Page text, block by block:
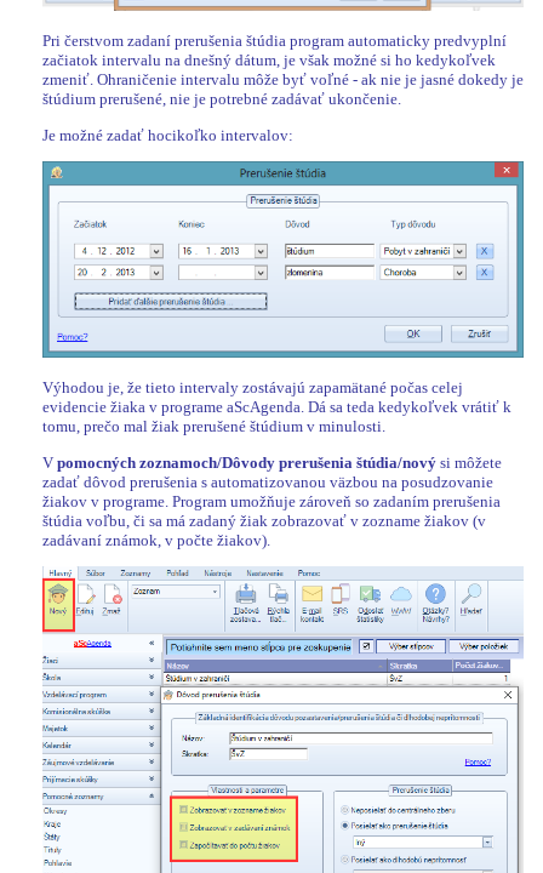
Pri čerstvom zadaní prerušenia štúdia program automaticky predvyplní
začiatok intervalu na dnešný dátum, je však možné si ho kedykoľvek
zmeniť. Ohraničenie intervalu môže byť voľné - ak nie je jasné dokedy je
štúdium prerušené, nie je potrebné zadávať ukončenie.
Je možné zadať hocikoľko intervalov:
Výhodou je, že tieto intervaly zostávajú zapamätané počas celej
evidencie žiaka v programe aScAgenda. Dá sa teda kedykoľvek vrátiť k
tomu, prečo mal žiak prerušené štúdium v minulosti.
V pomocných zoznamoch/Dôvody prerušenia štúdia/nový si môžete
zadať dôvod prerušenia s automatizovanou väzbou na posudzovanie
žiakov v programe. Program umožňuje zároveň so zadaním prerušenia
štúdia voľbu, či sa má zadaný žiak zobrazovať v zozname žiakov (v
zadávaní známok, v počte žiakov).